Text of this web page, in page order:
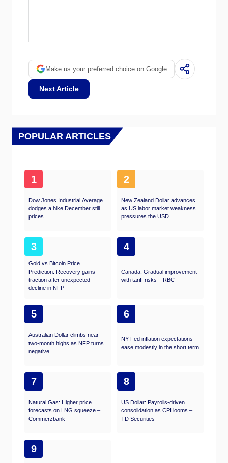
口支出之间的差额。如果一个国家生产受欢迎
这些商品的外国买家创造的额外需求中获得价
值。因此，净贸易余额为正会使货币走强，反
Make us your preferred choice on Google
Next Article
POPULAR ARTICLES
1
Dow Jones Industrial Average
dodges a hike December still
prices
2
New Zealand Dollar advances
as US labor market weakness
pressures the USD
3
Gold vs Bitcoin Price
Prediction: Recovery gains
traction after unexpected
decline in NFP
4
Canada: Gradual improvement
with tariff risks – RBC
5
Australian Dollar climbs near
two-month highs as NFP turns
negative
6
NY Fed inflation expectations
ease modestly in the short term
7
Natural Gas: Higher price
forecasts on LNG squeeze –
Commerzbank
8
US Dollar: Payrolls-driven
consolidation as CPI looms –
TD Securities
9